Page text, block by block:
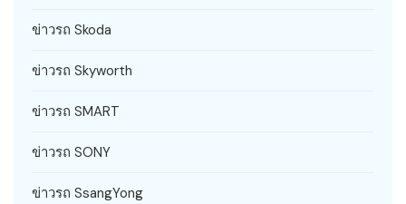
ข่าวรถ Skoda
ข่าวรถ Skyworth
ข่าวรถ SMART
ข่าวรถ SONY
ข่าวรถ SsangYong